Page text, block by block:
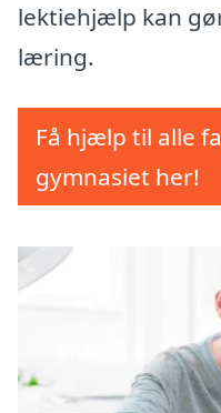
lektiehjælp kan
læring.
Få hjælp til alle
gymnasiet her!